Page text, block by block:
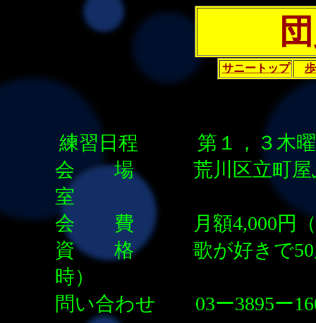
サニートップ
練習日程 第１，３木曜
会 場 荒川区立町屋ふ
室
会 費 月額4,000円（
資 格 歌が好きで50歳
時）
問い合わせ 03ー3895ー